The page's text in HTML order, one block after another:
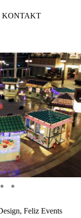
KONTAKT
Feliz Events